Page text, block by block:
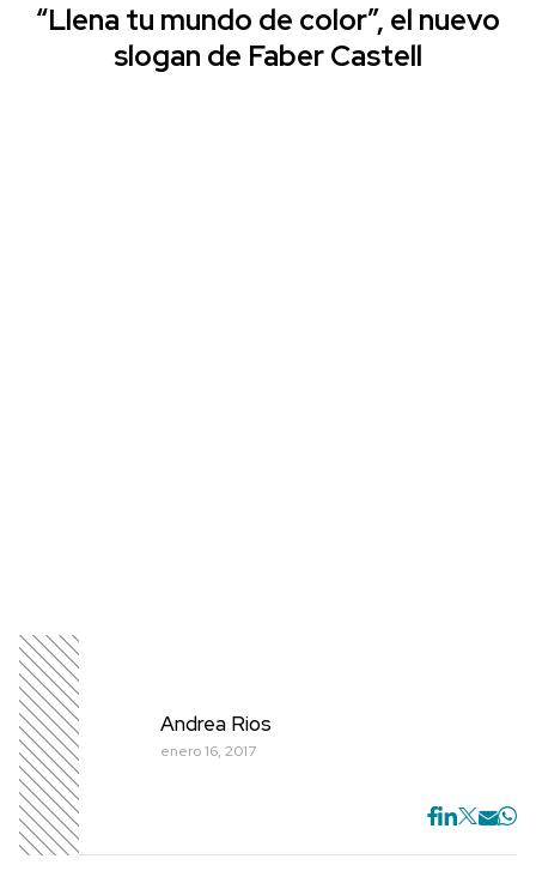
“Llena tu mundo de color”, el nuevo
slogan de Faber Castell
Andrea Rios
enero 16, 2017